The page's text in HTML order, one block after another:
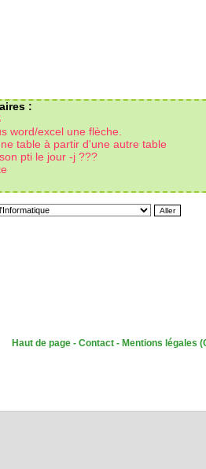
:
word/excel une flèche.
table à partir d'une autre table
pti le jour -j ???
Haut de page -Contact -Mentions légales